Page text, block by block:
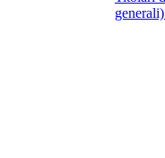
generali)